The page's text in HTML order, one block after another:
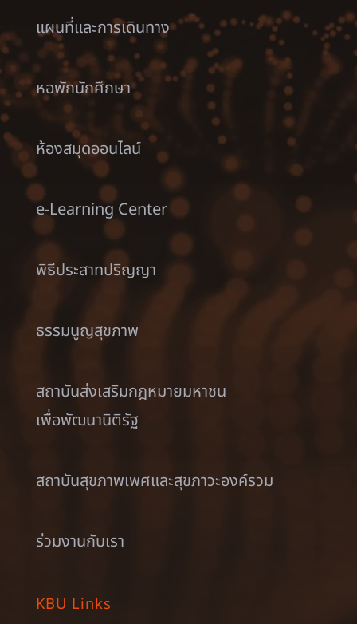
แผนที่และการเดินทาง
หอพักนักศึกษา
ห้องสมุดออนไลน์
e-Learning Center
พิธีประสาทปริญญา
ธรรมนูญสุขภาพ
สถาบันส่งเสริมกฎหมายมหาชน
เพื่อพัฒนานิติรัฐ
สถาบันสุขภาพเพศและสุขภาวะองค์รวม
ร่วมงานกับเรา
KBU Links